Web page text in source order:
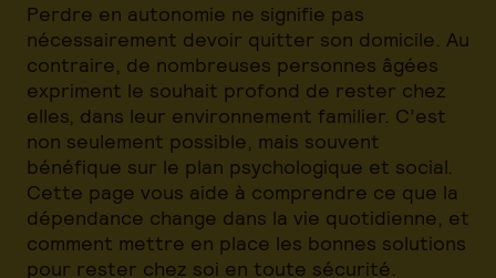
Perdre en autonomie ne signifie pas
nécessairement devoir quitter son domicile. Au
contraire, de nombreuses personnes âgées
expriment le souhait profond de rester chez
elles, dans leur environnement familier. C’est
non seulement possible, mais souvent
bénéfique sur le plan psychologique et social.
Cette page vous aide à comprendre ce que la
dépendance change dans la vie quotidienne, et
comment mettre en place les bonnes solutions
pour rester chez soi en toute sécurité.